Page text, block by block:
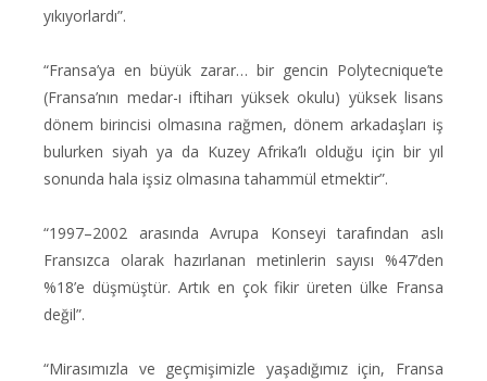
yıkıyorlardı”.
“Fransa’ya en büyük zarar… bir gencin Polytecnique’te
(Fransa’nın medar-ı iftiharı yüksek okulu) yüksek lisans
dönem birincisi olmasına rağmen, dönem arkadaşları iş
bulurken siyah ya da Kuzey Afrika’lı olduğu için bir yıl
sonunda hala işsiz olmasına tahammül etmektir”.
“1997–2002 arasında Avrupa Konseyi tarafından aslı
Fransızca olarak hazırlanan metinlerin sayısı %47’den
%18’e düşmüştür. Artık en çok fikir üreten ülke Fransa
değil”.
“Mirasımızla ve geçmişimizle yaşadığımız için, Fransa